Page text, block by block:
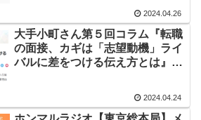
2024.04.26
大手小町さん第５回コラム『転職
の面接、カギは「志望動機」ライ
バルに差をつける伝え方とは』が
2024.04.24